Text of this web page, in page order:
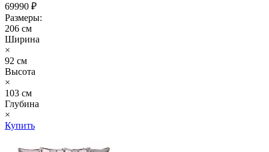
69990 ₽
Размеры:
206 см
Ширина
×
92 см
Высота
×
103 см
Глубина
×
Купить